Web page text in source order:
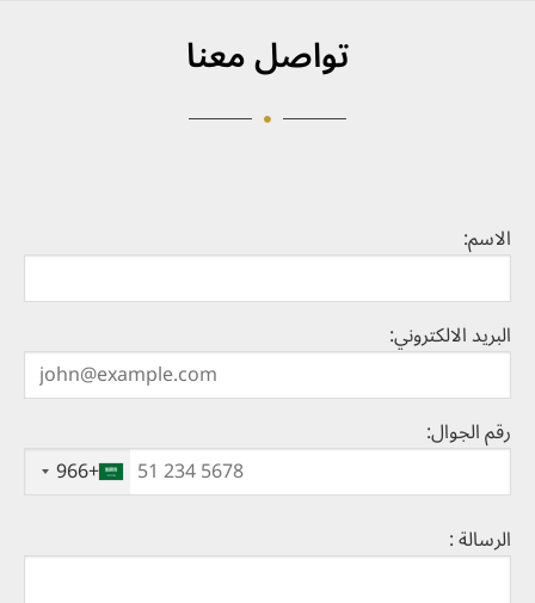
تواصل معنا
الاسم:
البريد الالكتروني:
رقم الجوال:
+966
الرسالة :